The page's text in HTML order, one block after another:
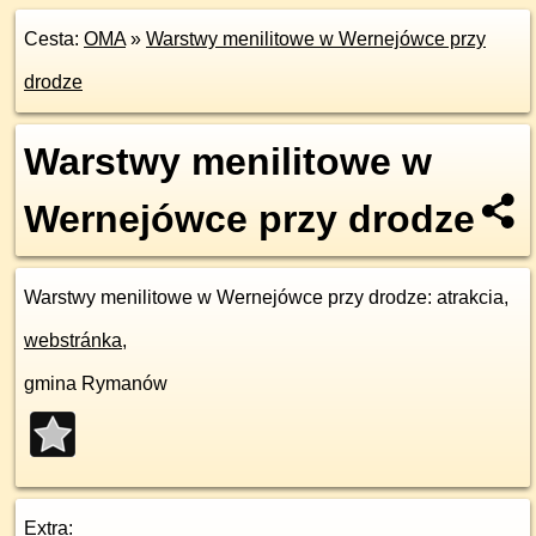
Cesta: OMA» Warstwy menilitowe w Wernejówce przy
drodze
Warstwy menilitowe w
Wernejówce przy drodze
Warstwy menilitowe w Wernejówce przy drodze: atrakcia,
webstránka,
gmina Rymanów
Extra: